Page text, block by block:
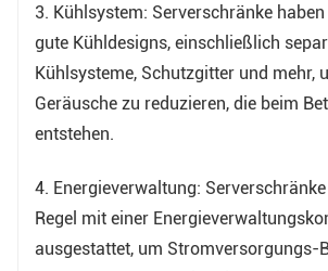
3. Kühlsystem: Serverschränke haben
gute Kühldesigns, einschließlich
Kühlsysteme, Schutzgitter und mehr,
Geräusche zu reduzieren, die beim
entstehen.
4. Energieverwaltung:
Regel mit einer
ausgestattet, um Stromversorgungs-